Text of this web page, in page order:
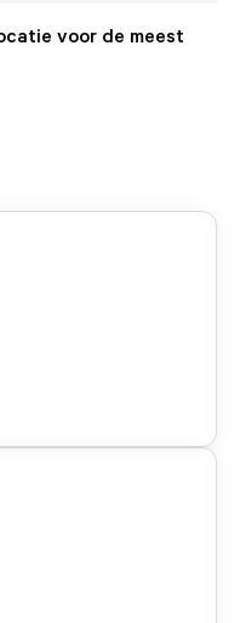
voor de meest